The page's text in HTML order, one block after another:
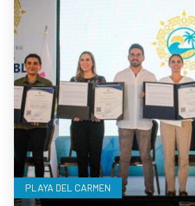
PLAYA DEL CARMEN